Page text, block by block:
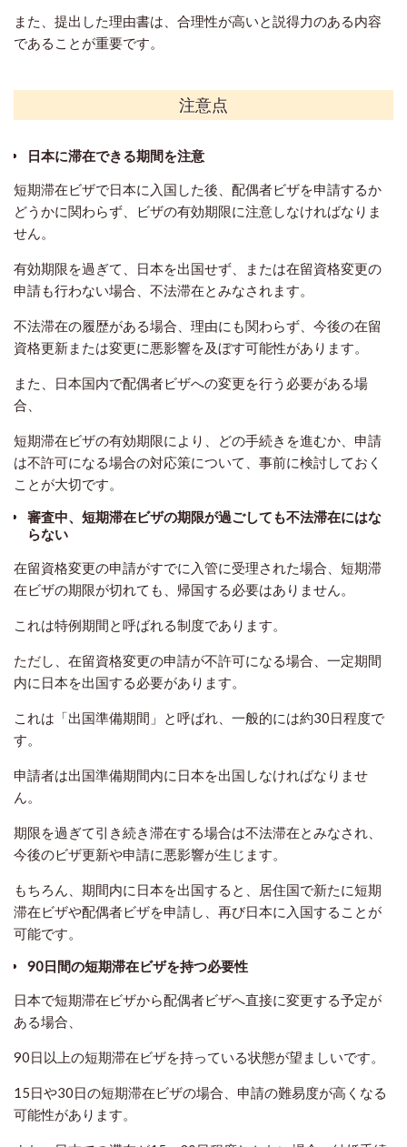
また、提出した理由書は、合理性が高いと説得力のある内容
であることが重要です。
注意点
日本に滞在できる期間を注意
短期滞在ビザで日本に入国した後、配偶者ビザを申請するか
どうかに関わらず、ビザの有効期限に注意しなければなりま
せん。
有効期限を過ぎて、日本を出国せず、または在留資格変更の
申請も行わない場合、不法滞在とみなされます。
不法滞在の履歴がある場合、理由にも関わらず、今後の在留
資格更新または変更に悪影響を及ぼす可能性があります。
また、
日本国内で配偶者ビザへの変更を行う必要がある場
合、
短期滞在ビザの有効期限により、
どの手続きを進むか、申請
は不許可になる場合の対応策について、事前に検討しておく
ことが大切です。
審査中、短期滞在ビザの期限が過ごしても不法滞在にはな
らない
在留資格変更の申請がすでに入管に受理された場合、短期滞
在ビザの期限が切れても、帰国する必要はありません。
これは特例期間と呼ばれる制度であります。
ただし、在留資格変更の申請が不許可になる場合、一定期間
内に日本を出国する必要があります。
これは「出国準備期間」と呼ばれ、一般的には約30日程度で
す。
申請者は出国準備期間内に日本を出国しなければなりませ
ん。
期限を過ぎて引き続き滞在する場合は不法滞在とみなされ、
今後のビザ更新や申請に悪影響が生じます。
もちろん、期間内に日本を出国すると、居住国で新たに短期
滞在ビザや配偶者ビザを申請し、再び日本に入国することが
可能です。
90日間の短期滞在ビザを持つ必要性
日本で短期滞在ビザから配偶者ビザへ直接に変更する予定が
ある場合
90日以上の短期滞在ビザを持っている状態が望ましいです。
15日や30日の短期滞在ビザの場合、申請の難易度が高くなる
可能性があります。